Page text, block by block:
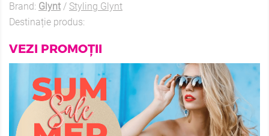
Brand: Glynt / Styling Glynt
Destinație produs:
VEZI PROMOȚII